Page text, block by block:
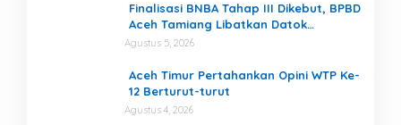
Finalisasi BNBA Tahap III Dikebut, BPBD
Aceh Tamiang Libatkan Datok
Penghulu untuk Vervali Stimulan
Agustus 5, 2026
Aceh Timur Pertahankan Opini WTP Ke-
12 Berturut-turut
Agustus 4, 2026